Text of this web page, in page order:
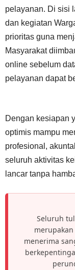
pelayanan. Di sisi
dan kegiatan
prioritas guna
Masyarakat
online sebelum
pelayanan dapat
Dengan kesiapan
optimis mampu
profesional,
seluruh aktivitas
lancar tanpa
Seluruh
menerima